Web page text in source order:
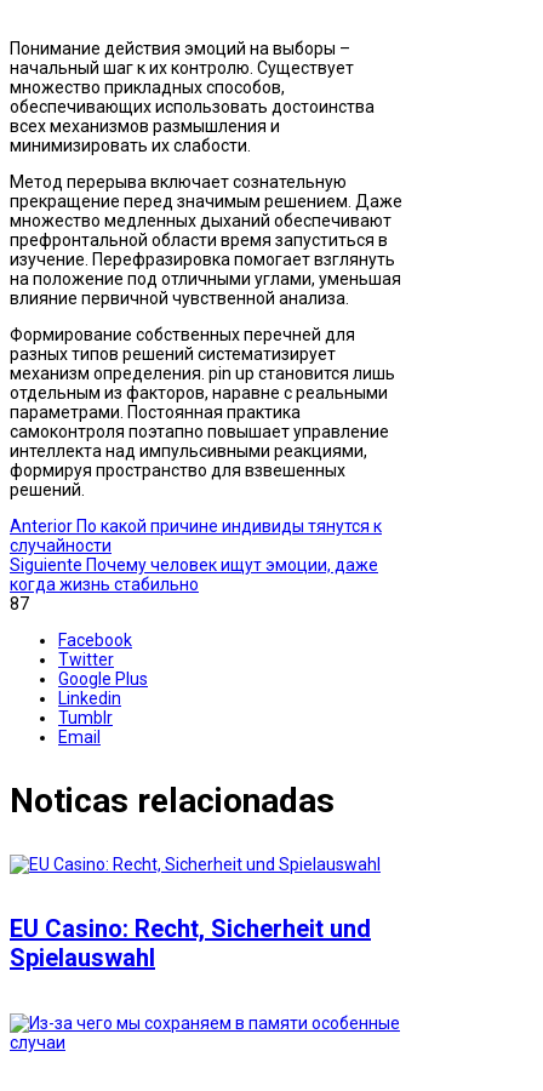
Понимание действия эмоций на выборы –
начальный шаг к их контролю. Существует
множество прикладных способов,
обеспечивающих использовать достоинства
всех механизмов размышления и
минимизировать их слабости.
Метод перерыва включает сознательную
прекращение перед значимым решением. Даже
множество медленных дыханий обеспечивают
префронтальной области время запуститься в
изучение. Перефразировка помогает взглянуть
на положение под отличными углами, уменьшая
влияние первичной чувственной анализа.
Формирование собственных перечней для
разных типов решений систематизирует
механизм определения. pin up становится лишь
отдельным из факторов, наравне с реальными
параметрами. Постоянная практика
самоконтроля поэтапно повышает управление
интеллекта над импульсивными реакциями,
формируя пространство для взвешенных
решений.
Anterior По какой причине индивиды тянутся к
случайности
Siguiente Почему человек ищут эмоции, даже
когда жизнь стабильно
87
Facebook
Twitter
Google Plus
Linkedin
Tumblr
Email
Noticas relacionadas
EU Casino: Recht, Sicherheit und
Spielauswahl